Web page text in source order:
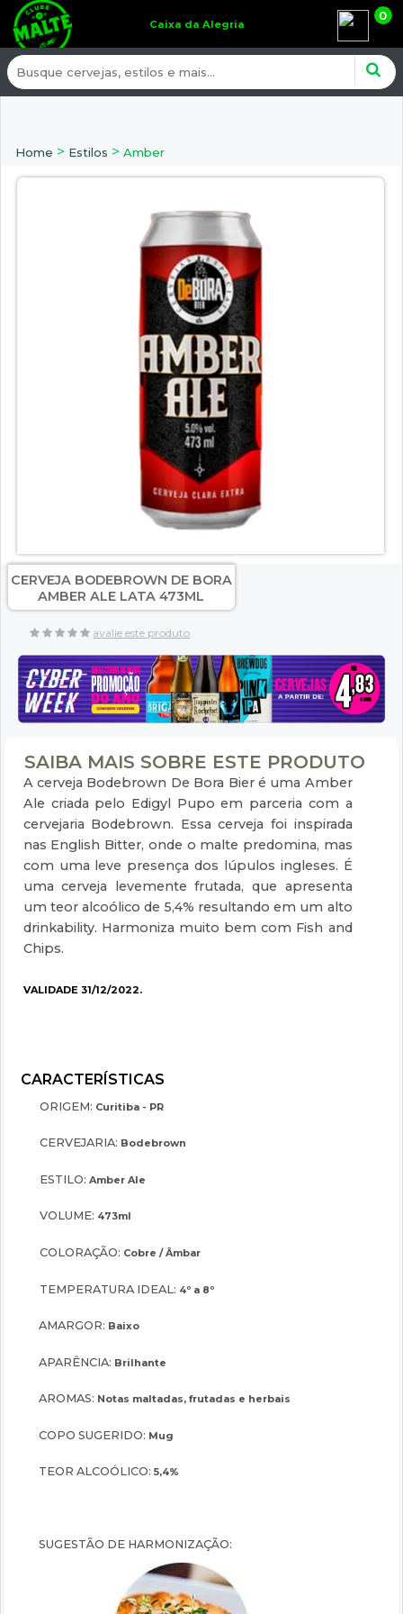
Caixa da Alegria
0
Home > Estilos > Amber
CERVEJA BODEBROWN DE BORA
AMBER ALE LATA 473ML
avalie este produto
SAIBA MAIS SOBRE ESTE PRODUTO
A cerveja Bodebrown De Bora Bier é uma Amber
Ale criada pelo Edigyl Pupo em parceria com a
cervejaria Bodebrown. Essa cerveja foi inspirada
nas English Bitter, onde o malte predomina, mas
com uma leve presença dos lúpulos ingleses. É
uma cerveja levemente frutada, que apresenta
um teor alcoólico de 5,4% resultando em um alto
drinkability. Harmoniza muito bem com Fish and
Chips.
VALIDADE 31/12/2022.
ORIGEM: Curitiba - PR
CERVEJARIA: Bodebrown
ESTILO: Amber Ale
VOLUME: 473ml
COLORAÇÃO: Cobre / Âmbar
TEMPERATURA IDEAL: 4º a 8º
AMARGOR: Baixo
APARÊNCIA: Brilhante
AROMAS: Notas maltadas, frutadas e herbais
COPO SUGERIDO: Mug
TEOR ALCOÓLICO:5,4%
SUGESTÃO DE HARMONIZAÇÃO: